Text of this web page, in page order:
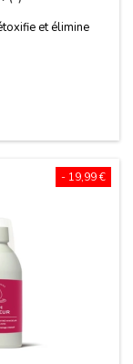
et élimine
- 19,99 €